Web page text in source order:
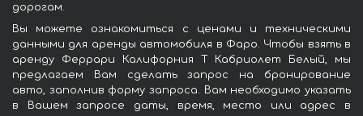
дорогам.
Вы можете ознакомиться с ценами и техническими
данными для аренды автомобиля в Фаро. Чтобы взять в
аренду Феррари Калифорния Т Кабриолет Белый, мы
предлагаем Вам сделать запрос на бронирование
авто, заполнив форму запроса. Вам необходимо указать
в Вашем запросе даты, время, место или адрес в